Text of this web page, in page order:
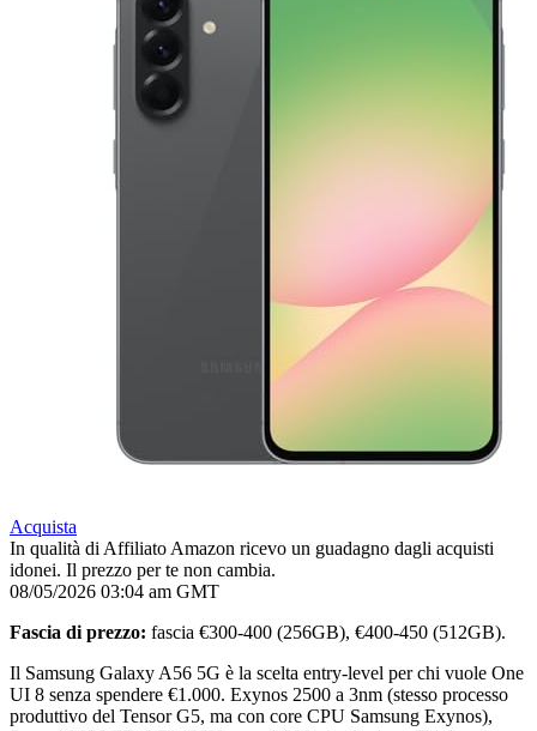
Acquista
In qualità di Affiliato Amazon ricevo un guadagno dagli acquisti
idonei. Il prezzo per te non cambia.
08/05/2026 03:04 am GMT
Fascia di prezzo: fascia €300-400 (256GB), €400-450 (512GB).
Il Samsung Galaxy A56 5G è la scelta entry-level per chi vuole One
UI 8 senza spendere €1.000. Exynos 2500 a 3nm (stesso processo
produttivo del Tensor G5, ma con core CPU Samsung Exynos),